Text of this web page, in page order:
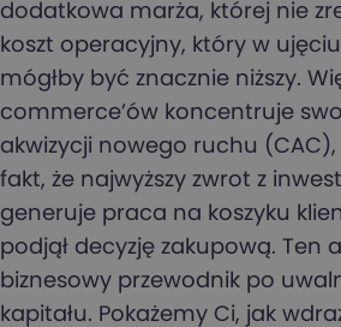
dodatkowa marża, której nie
koszt operacyjny, który w
mógłby być znacznie niższy.
commerce’ów koncentruje
akwizycji nowego ruchu
fakt, że najwyższy zwrot z
generuje praca na koszyku
podjął decyzję zakupową. Ten
biznesowy przewodnik po
kapitału. Pokażemy Ci, jak